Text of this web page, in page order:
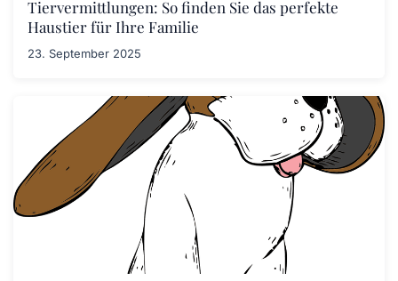
Tiervermittlungen: So finden Sie das perfekte
Haustier für Ihre Familie
23. September 2025